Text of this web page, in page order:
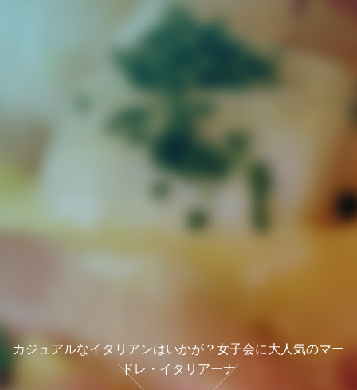
カジュアルなイタリアンはいかが？女子会に大人気のマー
ドレ・イタリアーナ